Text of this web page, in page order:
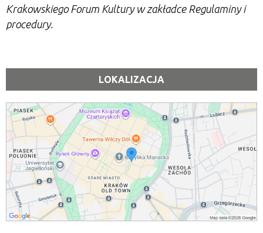
Krakowskiego Forum Kultury w zakładce Regulaminy i
procedury.
LOKALIZACJA